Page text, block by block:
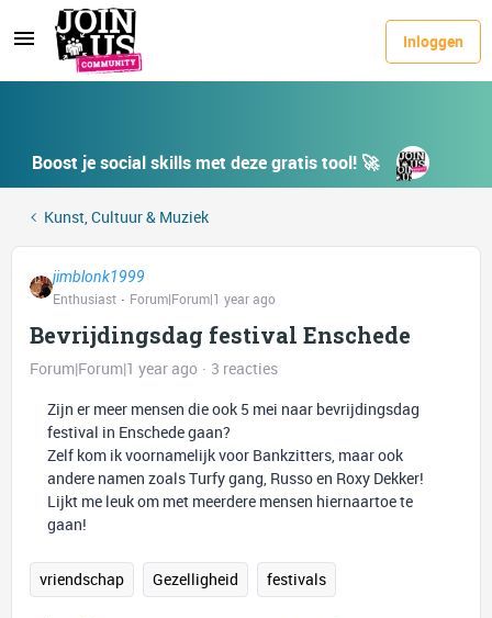
Inloggen
Boost je social skills met deze gratis tool! 🚀
Kunst, Cultuur & Muziek
jimblonk1999
Enthusiast
Forum|Forum|1 year ago
Bevrijdingsdag festival Enschede
Forum|Forum|1 year ago
3 reacties
Zijn er meer mensen die ook 5 mei naar bevrijdingsdag
festival in Enschede gaan?
Zelf kom ik voornamelijk voor Bankzitters, maar ook
andere namen zoals Turfy gang, Russo en Roxy Dekker!
Lijkt me leuk om met meerdere mensen hiernaartoe te
gaan!
vriendschap Gezelligheid festivals